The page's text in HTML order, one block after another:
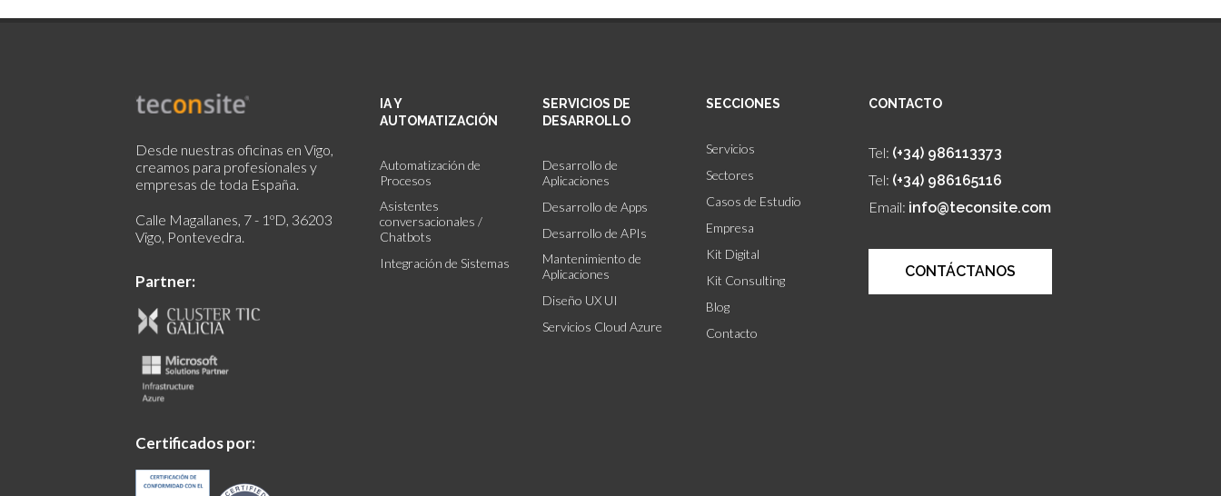
Desde nuestras oficinas en Vigo,
creamos para profesionales y
empresas de toda España.
Calle Magallanes, 7 - 1ºD, 36203
Vigo, Pontevedra.
Partner:
Certificados por:
IA Y
AUTOMATIZACIÓN
Automatización de
Procesos
Asistentes
conversacionales /
Chatbots
Integración de Sistemas
SERVICIOS DE
DESARROLLO
Desarrollo de
Aplicaciones
Desarrollo de Apps
Desarrollo de APIs
Mantenimiento de
Aplicaciones
Diseño UX UI
Servicios Cloud Azure
SECCIONES
Servicios
Sectores
Casos de Estudio
Empresa
Kit Digital
Kit Consulting
Blog
Contacto
CONTACTO
Tel: (+34) 986113373
Tel: (+34) 986165116
Email: info@teconsite.com
CONTÁCTANOS